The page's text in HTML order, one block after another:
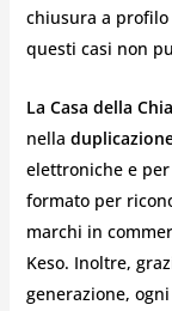
chiusura a
questi casi non
La Casa della
nella
elettroniche e
formato per
marchi in
Keso. Inoltre,
generazione,